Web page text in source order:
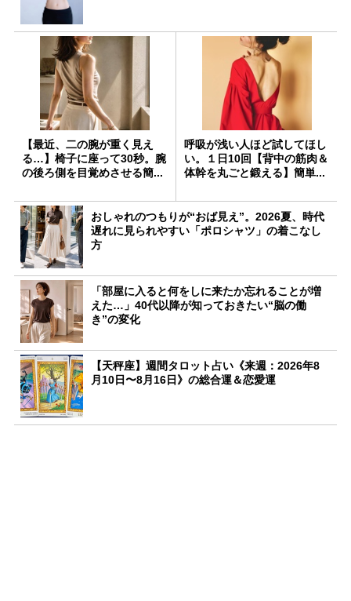
【最近、二の腕が重く見え
る…】椅子に座って30秒。腕
の後ろ側を目覚めさせる簡...
呼吸が浅い人ほど試してほし
い。１日10回【背中の筋肉＆
体幹を丸ごと鍛える】簡単...
おしゃれのつもりが“おば見え”。2026夏、時代
遅れに見られやすい「ポロシャツ」の着こなし
方
「部屋に入ると何をしに来たか忘れることが増
えた…」40代以降が知っておきたい“脳の働
き”の変化
【天秤座】週間タロット占い《来週：2026年8
月10日〜8月16日》の総合運＆恋愛運